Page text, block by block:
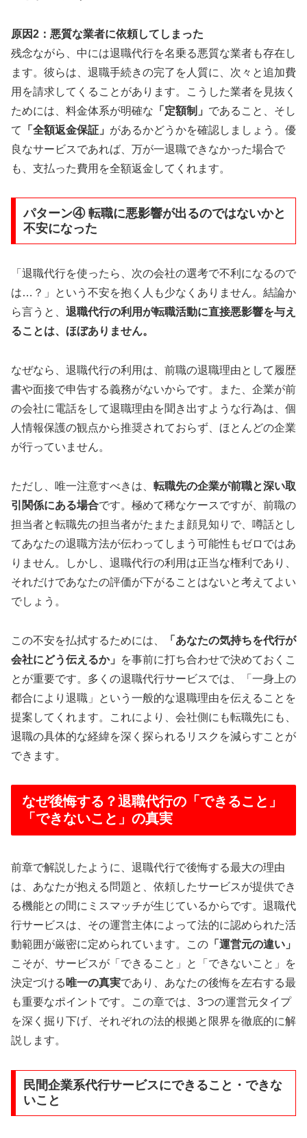
原因2：悪質な業者に依頼してしまった
残念ながら、中には退職代行を名乗る悪質な業者も存在し
ます。彼らは、退職手続きの完了を人質に、次々と追加費
用を請求してくることがあります。こうした業者を見抜く
ためには、料金体系が明確な 「定額制」 であること、そし
て
「全額返金保証」 があるかどうかを確認しましょう。優
良なサービスであれば、万が一退職できなかった場合で
も、支払った費用を全額返金してくれます。
パターン④ 転職に悪影響が出るのではないかと
不安になった
「退職代行を使ったら、次の会社の選考で不利になるので
は…？」という不安を抱く人も少なくありません。結論か
ら言うと、 退職代行の利用が転職活動に直接悪影響を与え
ることは、ほぼありません。
なぜなら、退職代行の利用は、前職の退職理由として履歴
書や面接で申告する義務がないからです。また、企業が前
の会社に電話をして退職理由を聞き出すような行為は、個
人情報保護の観点から推奨されておらず、ほとんどの企業
が行っていません。
ただし、唯一注意すべきは、 転職先の企業が前職と深い取
引関係にある場合です。極めて稀なケースですが、前職の
担当者と転職先の担当者がたまたま顔見知りで、噂話とし
てあなたの退職方法が伝わってしまう可能性もゼロではあ
りません。しかし、退職代行の利用は正当な権利であり、
それだけであなたの評価が下がることはないと考えてよい
でしょう。
この不安を払拭するためには、
「あなたの気持ちを代行が
会社にどう伝えるか」
を事前に打ち合わせで決めておくこ
とが重要です。多くの退職代行サービスでは、「一身上の
都合により退職」という一般的な退職理由を伝えることを
提案してくれます。これにより、会社側にも転職先にも、
退職の具体的な経緯を深く探られるリスクを減らすことが
できます。
なぜ後悔する？退職代行の「できること」
「できないこと」の真実
前章で解説したように、退職代行で後悔する最大の理由
は、あなたが抱える問題と、依頼したサービスが提供でき
る機能との間にミスマッチが生じているからです。退職代
行サービスは、その運営主体によって法的に認められた活
動範囲が厳密に定められています。この 「運営元の違い」
こそが、サービスが「できること」と「できないこと」を
決定づける 唯一の真実であり、あなたの後悔を左右する最
も重要なポイントです。この章では、3つの運営元タイプ
を深く掘り下げ、それぞれの法的根拠と限界を徹底的に解
説します。
民間企業系代行サービスにできること・できな
いこと